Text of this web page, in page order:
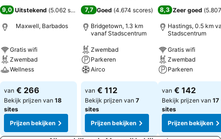
9,0 Uitstekend (5.062 scores)
Maxwell, Barbados
Gratis wifi
Zwembad
Wellness
van € 266
Bekijk prijzen van 18
sites
Prijzen bekijken
7,7 Goed (4.674 scores)
Bridgetown, 1.3 km
vanaf Stadscentrum
Zwembad
Parkeren
Airco
van € 112
Bekijk prijzen van 7
sites
Prijzen bekijken
8,3 Zeer goed (
Hastings, 0.5 km
Stadscentrum
Gratis wifi
Zwembad
Parkeren
van € 142
Bekijk prijzen van 17
sites
Prijzen bekijken